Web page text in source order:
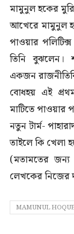
মামুনুল হকের
আখেরে মামুনুল
পাওয়ার
তিনি বুঝলেন।
একজন
বোধহয় এই
মাটিতে পাওয়ার
নতুন টার্ম-
তাইলে কি খেলা
(মতামতের জন্য
লেখকের নিজের
MAMUNUL